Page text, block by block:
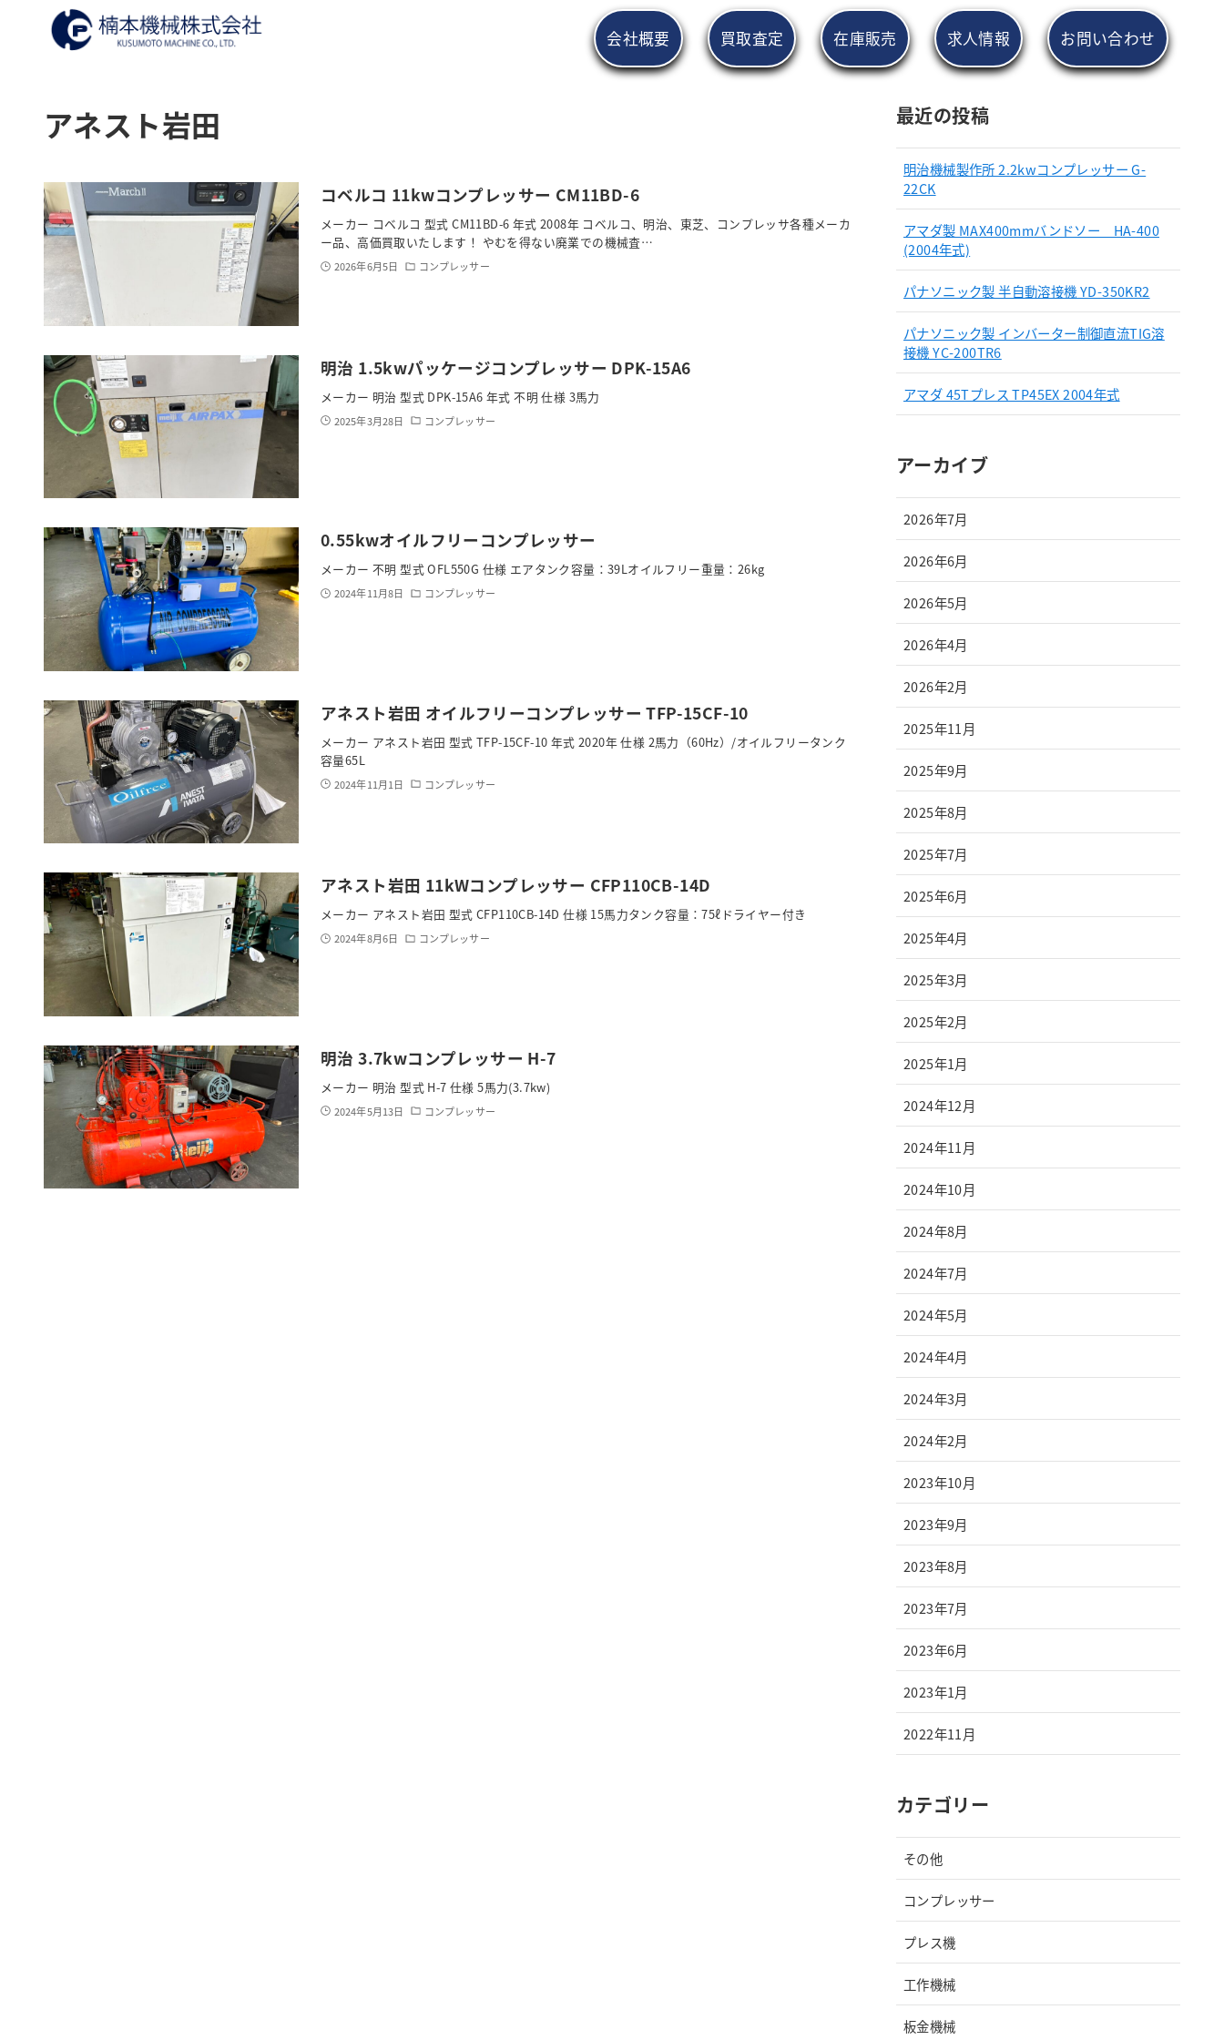
会社概要 買取査定 在庫販売 求人情報 お問い合わせ
アネスト岩田
コベルコ 11kwコンプレッサー CM11BD-6
メーカー コベルコ 型式 CM11BD-6 年式 2008年 コベルコ、明治、東芝、コンプレッサ各種メーカ
ー品、高価買取いたします！ やむを得ない廃業での機械査…
2026年6月5日 コンプレッサー
明治 1.5kwパッケージコンプレッサー DPK-15A6
メーカー 明治 型式 DPK-15A6 年式 不明 仕様 3馬力
2025年3月28日 コンプレッサー
0.55kwオイルフリーコンプレッサー
メーカー 不明 型式 OFL550G 仕様 エアタンク容量：39Lオイルフリー重量：26kg
2024年11月8日 コンプレッサー
アネスト岩田 オイルフリーコンプレッサー TFP-15CF-10
メーカー アネスト岩田 型式 TFP-15CF-10 年式 2020年 仕様 2馬力（60Hz）/オイルフリータンク
容量65L
2024年11月1日 コンプレッサー
アネスト岩田 11kWコンプレッサー CFP110CB-14D
メーカー アネスト岩田 型式 CFP110CB-14D 仕様 15馬力タンク容量：75ℓドライヤー付き
2024年8月6日 コンプレッサー
明治 3.7kwコンプレッサー H-7
メーカー 明治 型式 H-7 仕様 5馬力(3.7kw)
2024年5月13日 コンプレッサー
最近の投稿
明治機械製作所 2.2kwコンプレッサー G-
22CK
アマダ製 MAX400mmバンドソー HA-400
(2004年式)
パナソニック製 半自動溶接機 YD-350KR2
パナソニック製 インバーター制御直流TIG溶
接機 YC-200TR6
アマダ 45Tプレス TP45EX 2004年式
アーカイブ
2026年7月
2026年6月
2026年5月
2026年4月
2026年2月
2025年11月
2025年9月
2025年8月
2025年7月
2025年6月
2025年4月
2025年3月
2025年2月
2025年1月
2024年12月
2024年11月
2024年10月
2024年8月
2024年7月
2024年5月
2024年4月
2024年3月
2024年2月
2023年10月
2023年9月
2023年8月
2023年7月
2023年6月
2023年1月
2022年11月
カテゴリー
その他
コンプレッサー
プレス機
工作機械
板金機械